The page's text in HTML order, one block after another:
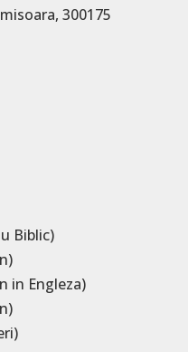
300175
Biblic)
in Engleza)